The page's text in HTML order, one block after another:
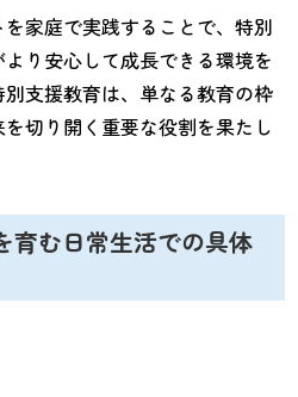
家庭で実践することで、特別
り安心して成長できる環境を
支援教育は、単なる教育の枠
切り開く重要な役割を果たし
育む日常生活での具体